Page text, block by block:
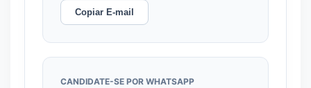
Copiar E-mail
CANDIDATE-SE POR WHATSAPP